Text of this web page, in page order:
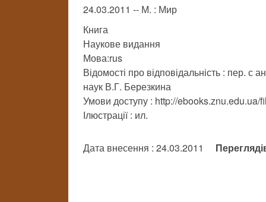
24.03.2011 -- М. : Мир
Книга
Наукове видання
Мова:rus
Відомості про відповідальність : пер.
наук В.Г. Березкина
Умови доступу : http://
Ілюстрації : ил.
Дата внесення : 24.03.2011